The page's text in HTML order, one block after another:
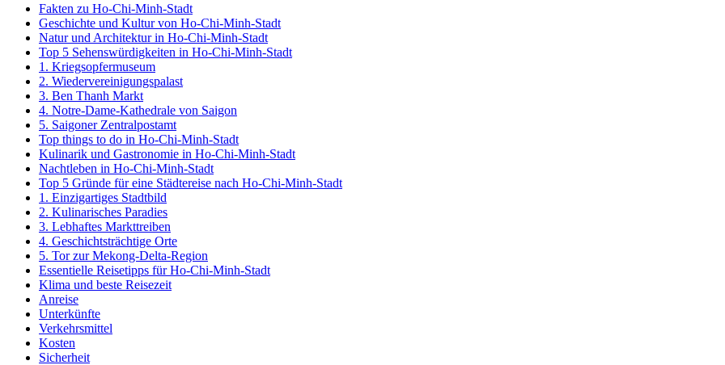
Fakten zu Ho-Chi-Minh-Stadt
Geschichte und Kultur von Ho-Chi-Minh-Stadt
Natur und Architektur in Ho-Chi-Minh-Stadt
Top 5 Sehenswürdigkeiten in Ho-Chi-Minh-Stadt
1. Kriegsopfermuseum
2. Wiedervereinigungspalast
3. Ben Thanh Markt
4. Notre-Dame-Kathedrale von Saigon
5. Saigoner Zentralpostamt
Top things to do in Ho-Chi-Minh-Stadt
Kulinarik und Gastronomie in Ho-Chi-Minh-Stadt
Nachtleben in Ho-Chi-Minh-Stadt
Top 5 Gründe für eine Städtereise nach Ho-Chi-Minh-Stadt
1. Einzigartiges Stadtbild
2. Kulinarisches Paradies
3. Lebhaftes Markttreiben
4. Geschichtsträchtige Orte
5. Tor zur Mekong-Delta-Region
Essentielle Reisetipps für Ho-Chi-Minh-Stadt
Klima und beste Reisezeit
Anreise
Unterkünfte
Verkehrsmittel
Kosten
Sicherheit